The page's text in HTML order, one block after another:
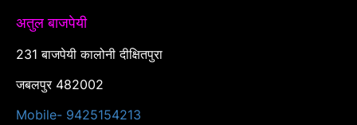
अतुल बाजपेयी
231 बाजपेयी कालोनी दीक्षितपुरा
जबलपुर 482002
Mobile- 9425154213